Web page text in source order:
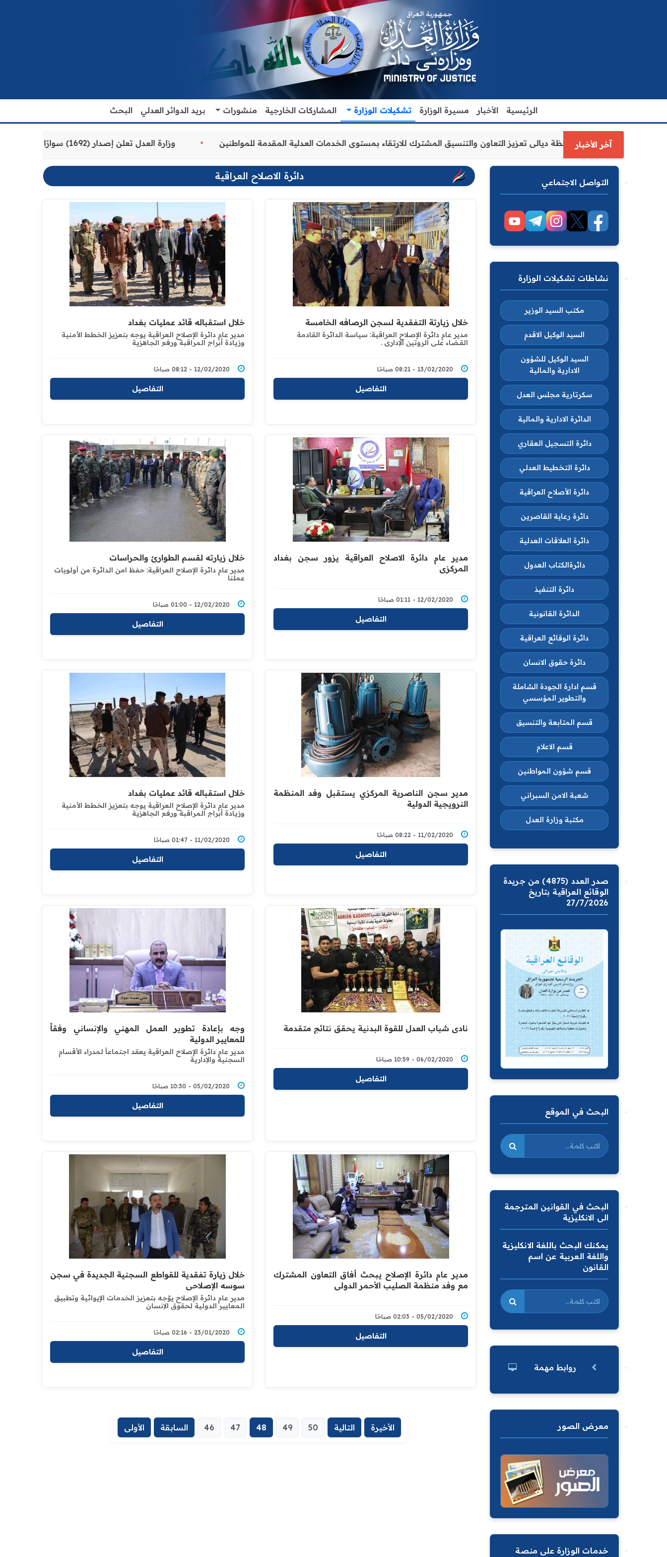
الرئيسية الأخبار مسيرة الوزارة تشكيلات الوزارة المشاركات الخارجية منشورات بريد الدوائر العدلي البحث
آخر الأخبار
الاقدم يبحث مع رئيس مجلس محافظة ديالى تعزيز التعاون والتنسيق المشترك للارتقاء بمستوى الخدمات العدلية المقدمة للمواطنين وزارة العدل تعلن إصدار (1692) سوارًا إلكترونيًا لنزلاء سجن الناصرية المركزي لتنظيم التعاملات المالية داخل المؤسسات الإصلاحية
دائرة الاصلاح العراقية
خلال زيارتة التفقدية لسجن الرصافه الخامسة
مدير عام دائرة الإصلاح العراقية: سياسة الدائرة القادمة
القـضاء على الروتين الإداري .
13/02/2020 - 08:21 صباحًا
التفاصيل
خلال استقباله قائد عمليات بغداد
مدير عام دائرة الإصلاح العراقية يوجه بتعزيز الخطط الأمنية
وزيادة أبراج المراقبة ورفع الجاهزية
12/02/2020 - 08:12 صباحًا
التفاصيل
مدير عام دائرة الاصلاح العراقية يزور سجن بغداد
المركزي
12/02/2020 - 01:11 صباحًا
التفاصيل
خلال زيارته لقسم الطوارئ والحراسات
مدير عام دائرة الإصلاح العراقية: حفظ امن الدائرة من أولويات
عملنا
12/02/2020 - 01:00 صباحًا
التفاصيل
مدير سجن الناصرية المركزي يستقبل وفد المنظمة
النرويجية الدولية
11/02/2020 - 08:22 صباحًا
التفاصيل
خلال استقباله قائد عمليات بغداد
مدير عام دائرة الإصلاح العراقية يوجه بتعزيز الخطط الأمنية
وزيادة أبراج المراقبة ورفع الجاهزية
11/02/2020 - 01:47 صباحًا
التفاصيل
نادي شباب العدل للقوة البدنية يحقق نتائج متقدمة
06/02/2020 - 10:59 صباحًا
التفاصيل
وجه بإعادة تطوير العمل المهني والإنساني وفقاً
للمعايير الدولية
مدير عام دائرة الإصلاح العراقية يعقد اجتماعاً لمدراء الأقسام
السجنية والإدارية
05/02/2020 - 10:30 صباحًا
التفاصيل
مدير عام دائرة الإصلاح يبحث أفاق التعاون المشترك
مع وفد منظمة الصليب الأحمر الدولي
05/02/2020 - 02:03 صباحًا
التفاصيل
خلال زيارة تفقدية للقواطع السجنية الجديدة في سجن
سوسه الإصلاحي
مدير عام دائرة الإصلاح يوّجه بتعزيز الخدمات الإيوائية وتطبيق
المعايير الدولية لحقوق الإنسان
23/01/2020 - 02:16 صباحًا
التفاصيل
الأولى السابقة 46 47 48 49 50 التالية الأخيرة
التواصل الاجتماعي
نشاطات تشكيلات الوزارة
مكتب السيد الوزير
السيد الوكيل الاقدم
السيد الوكيل للشؤون
الادارية والمالية
سكرتارية مجلس العدل
الدائرة الادارية والمالية
دائرة التسجيل العقاري
دائرة التخطيط العدلي
دائرة الأصلاح العراقية
دائرة رعاية القاصرين
دائرة العلاقات العدلية
دائرةالكتاب العدول
دائرة التنفيذ
الدائرة القانونية
دائرة الوقائع العراقية
دائرة حقوق الانسان
قسم ادارة الجودة الشاملة
والتطوير المؤسسي
قسم المتابعة والتنسيق
قسم الاعلام
قسم شؤون المواطنين
شعبة الامن السبراني
مكتبة وزارة العدل
صدر العدد (4875) من جريدة
الوقائع العراقية بتاريخ
27/7/2026
البحث في الموقع
البحث في القوانين المترجمة
الى الانكليزية
يمكنك البحث باللغة الانكليزية
واللغة العربية عن اسم
القانون
روابط مهمة
معرض الصور
خدمات الوزارة على منصة